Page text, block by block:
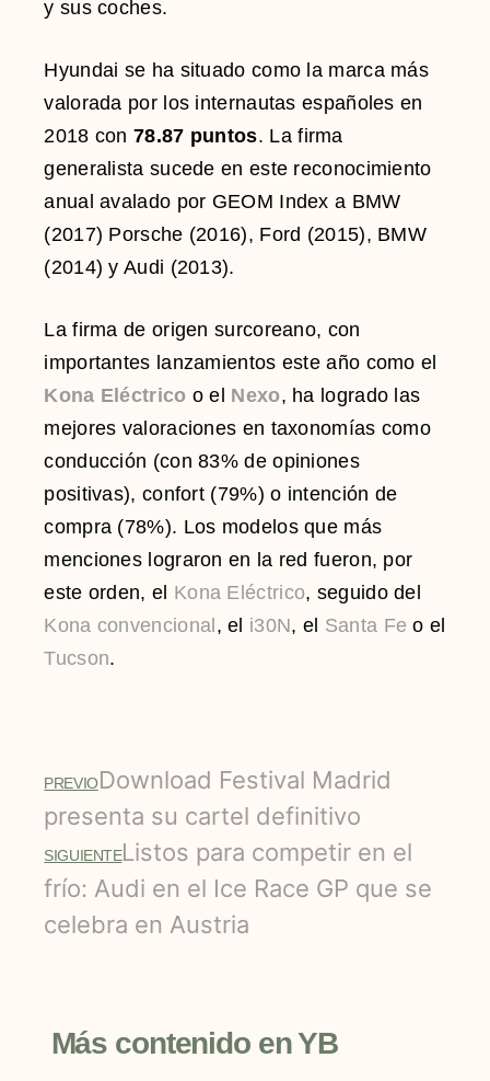
y sus coches.
Hyundai se ha situado como la marca más
valorada por los internautas españoles en
2018 con78.87 puntos. La firma
generalista sucede en este reconocimiento
anual avalado por GEOM Index a BMW
(2017) Porsche (2016), Ford (2015), BMW
(2014) y Audi (2013).
La firma de origen surcoreano, con
importantes lanzamientos este año como el
Kona Eléctrico o el Nexo, ha logrado las
mejores valoraciones en taxonomías como
conducción (con 83% de opiniones
positivas), confort (79%) o intención de
compra (78%). Los modelos que más
menciones lograron en la red fueron, por
este orden, el Kona Eléctrico, seguido del
Kona convencional, el i30N, el Santa Feo el
Tucson.
PREVIODownload Festival Madrid
presenta su cartel definitivo
SIGUIENTEListos para competir en el
frío: Audi en el Ice Race GP que se
celebra en Austria
Más contenido en YB